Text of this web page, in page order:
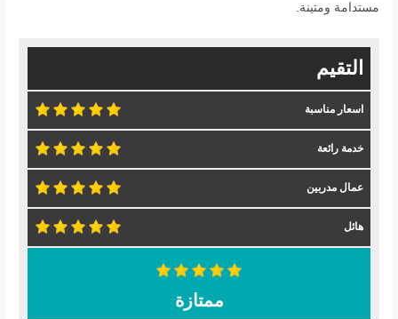
مستدامة ومتينة.
التقيم
اسعار مناسبة
خدمة رائعة
عمال مدربين
هائل
ممتازة